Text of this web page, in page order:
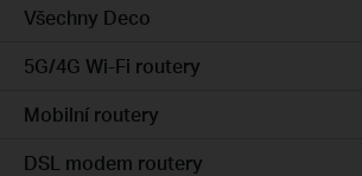
Všechny Deco
5G/4G Wi-Fi routery
Mobilní routery
DSL modem routery